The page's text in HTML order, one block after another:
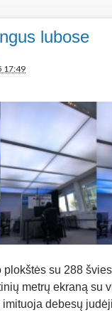
lubose
17:49
plokštės su 288
metrų ekraną su
imituoja debesų